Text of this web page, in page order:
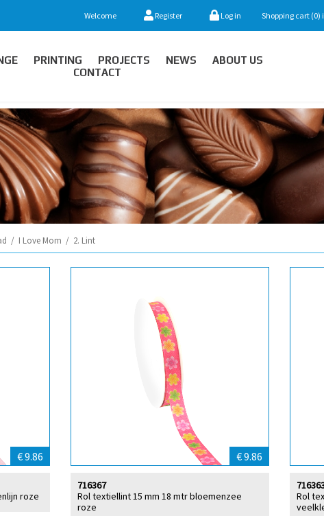
Welcome Register Log in Shopping cart (0)
PRINTING PROJECTS NEWS
ABOUT US
CONTACT
/ I Love Mom / 2. Lint
€ 9.86
roze
€ 9.86
Rol textiellint 15 mm 18 mtr bloemenzee
roze
716367
Rol